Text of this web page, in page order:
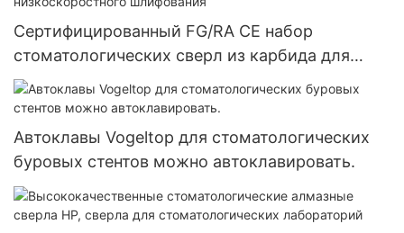
Сертифицированный FG/RA CE набор
стоматологических сверл из карбида для
высокоскоростного/низкоскоростного
шлифования
Автоклавы Vogeltop для стоматологических
буровых стентов можно автоклавировать.